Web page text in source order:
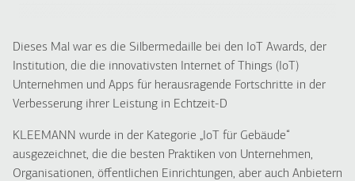
Dieses Mal war es die Silbermedaille bei den IoT Awards, der
Institution, die die innovativsten Internet of Things (IoT)
Unternehmen und Apps für herausragende Fortschritte in der
Verbesserung ihrer Leistung in Echtzeit-D
KLEEMANN wurde in der Kategorie „IoT für Gebäude“
ausgezeichnet, die die besten Praktiken von Unternehmen,
Organisationen, öffentlichen Einrichtungen, aber auch Anbietern